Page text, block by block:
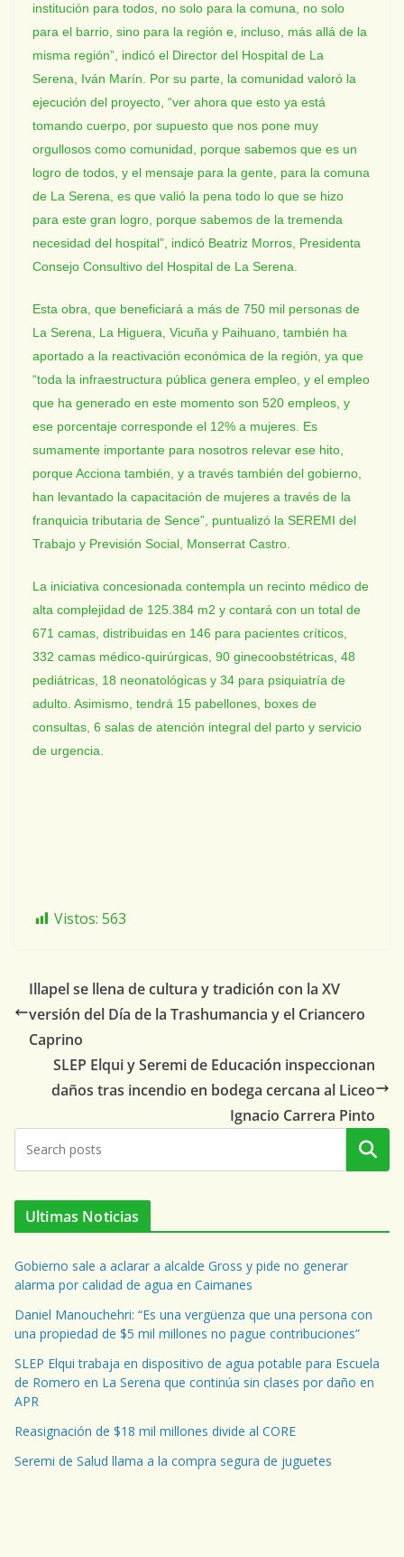
institución para todos, no solo para la comuna, no solo
para el barrio, sino para la región e, incluso, más allá de la
misma región”, indicó el Director del Hospital de La
Serena, Iván Marín. Por su parte, la comunidad valoró la
ejecución del proyecto, “ver ahora que esto ya está
tomando cuerpo, por supuesto que nos pone muy
orgullosos como comunidad, porque sabemos que es un
logro de todos, y el mensaje para la gente, para la comuna
de La Serena, es que valió la pena todo lo que se hizo
para este gran logro, porque sabemos de la tremenda
necesidad del hospital”, indicó Beatriz Morros, Presidenta
Consejo Consultivo del Hospital de La Serena.
Esta obra, que beneficiará a más de 750 mil personas de
La Serena, La Higuera, Vicuña y Paihuano, también ha
aportado a la reactivación económica de la región, ya que
“toda la infraestructura pública genera empleo, y el empleo
que ha generado en este momento son 520 empleos, y
ese porcentaje corresponde el 12% a mujeres. Es
sumamente importante para nosotros relevar ese hito,
porque Acciona también, y a través también del gobierno,
han levantado la capacitación de mujeres a través de la
franquicia tributaria de Sence”, puntualizó la SEREMI del
Trabajo y Previsión Social, Monserrat Castro.
La iniciativa concesionada contempla un recinto médico de
alta complejidad de 125.384 m2 y contará con un total de
671 camas, distribuidas en 146 para pacientes críticos,
332 camas médico-quirúrgicas, 90 ginecoobstétricas, 48
pediátricas, 18 neonatológicas y 34 para psiquiatría de
adulto. Asimismo, tendrá 15 pabellones, boxes de
consultas, 6 salas de atención integral del parto y servicio
de urgencia.
Vistos: 563
Illapel se llena de cultura y tradición con la XV
versión del Día de la Trashumancia y el Criancero
Caprino
SLEP Elqui y Seremi de Educación inspeccionan
daños tras incendio en bodega cercana al Liceo
Ignacio Carrera Pinto
Buscar
Ultimas Noticias
Gobierno sale a aclarar a alcalde Gross y pide no generar
alarma por calidad de agua en Caimanes
Daniel Manouchehri: “Es una vergüenza que una persona con
una propiedad de $5 mil millones no pague contribuciones”
SLEP Elqui trabaja en dispositivo de agua potable para Escuela
de Romero en La Serena que continúa sin clases por daño en
APR
Reasignación de $18 mil millones divide al CORE
Seremi de Salud llama a la compra segura de juguetes